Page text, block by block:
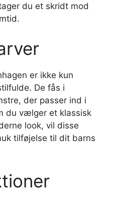
du et skridt mod
er ikke kun
De fås i
der passer ind i
du vælger et klassisk
look, vil disse
tilføjelse til dit barns